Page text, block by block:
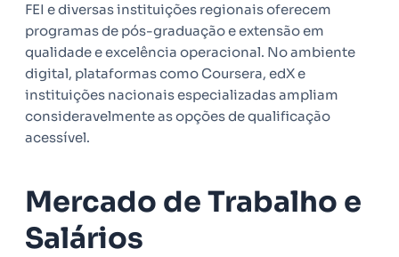
FEI e diversas instituições regionais oferecem
programas de pós-graduação e extensão em
qualidade e excelência operacional. No ambiente
digital, plataformas como Coursera, edX e
instituições nacionais especializadas ampliam
consideravelmente as opções de qualificação
acessível.
Mercado de Trabalho e
Salários